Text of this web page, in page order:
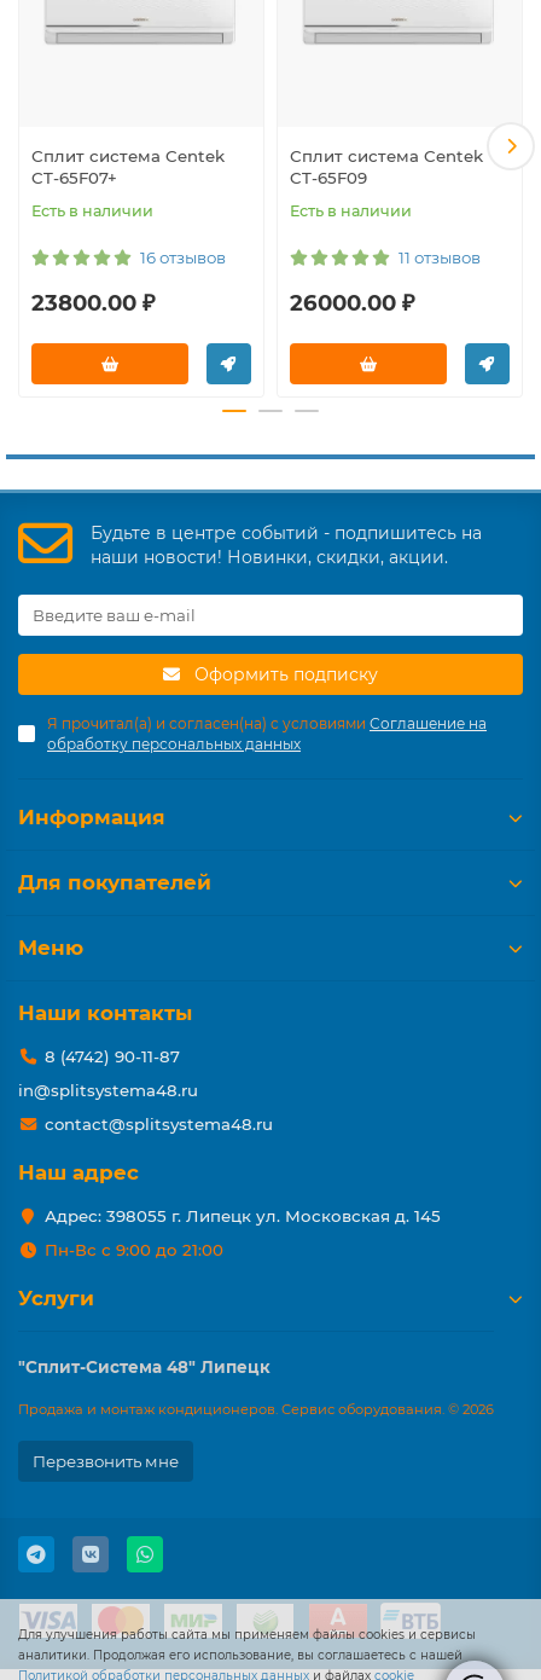
Сплит система Centek
CT-65F07+
Есть в наличии
16 отзывов
23800.00 ₽
Сплит система Centek
CT-65F09
Есть в наличии
11 отзывов
26000.00 ₽
Для улучшения работы сайта мы применяем файлы cookies и сервисы
аналитики. Продолжая его использование, вы соглашаетесь с нашей
Политикой обработки персональных данных и файлах cookie
Будьте в центре событий - подпишитесь на
наши новости! Новинки, скидки, акции.
Оформить подписку
Я прочитал(а) и согласен(на) с условиями Соглашение на
обработку персональных данных
Информация
Для покупателей
Меню
Наши контакты
8 (4742) 90-11-87
in@splitsystema48.ru
contact@splitsystema48.ru
Наш адрес
Адрес: 398055 г. Липецк ул. Московская д. 145
Пн-Вс с 9:00 до 21:00
Услуги
"Сплит-Система 48" Липецк
Продажа и монтаж кондиционеров. Сервис оборудования. © 2026
Перезвонить мне